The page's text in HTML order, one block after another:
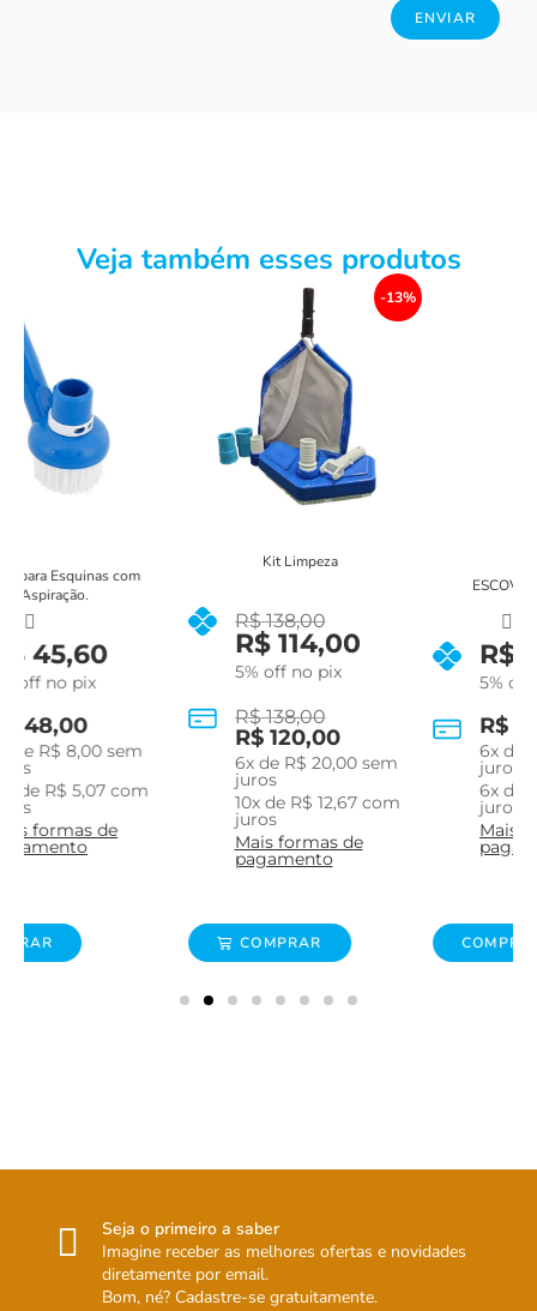
Veja também esses produtos
R$ 114,00
5% off no pix
R$
R$
6x de R$ sem
10x de R$ com
juros
Mais formas de
pagamento
R$ 30,40
5% off no pix
R$
6x de
juros
juros
Mais formas de
pagamento
COMPRAR
Seja o primeiro a saber
Imagine receber as melhores ofertas e novidades
diretamente por email.
Bom, né? Cadastre-se gratuitamente.